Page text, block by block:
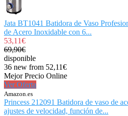
Jata BT1041 Batidora de Vaso
de Acero Inoxidable con 6...
53,11€
69,90€
disponible
36 new from 52,11€
Mejor Precio Online
Ver Oferta
Amazon.es
Princess 212091 Batidora de vaso de
ajustes de velocidad, función de...